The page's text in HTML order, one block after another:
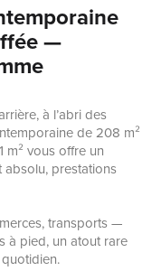
—
à l’abri des
de 208 m²
m² vous offre un
absolu, prestations
transports —
à pied, un atout rare